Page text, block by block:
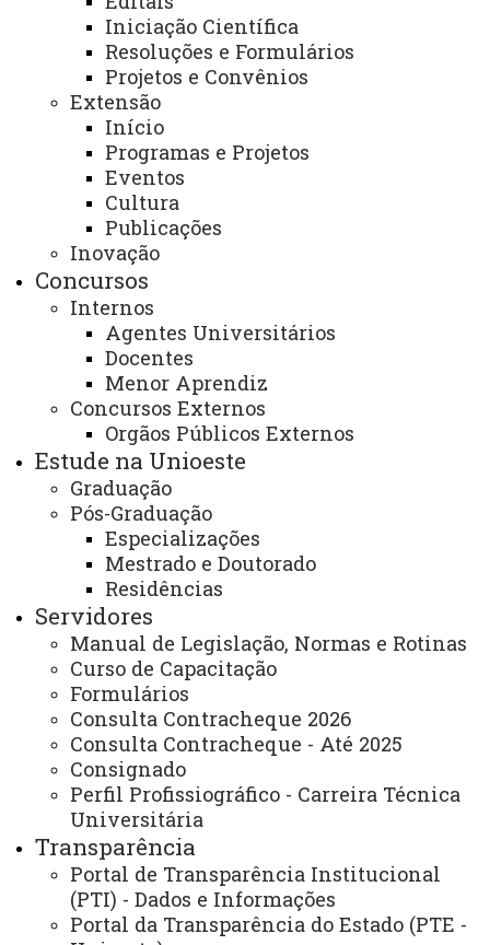
Iniciação Científica
Resoluções e Formulários
Projetos e Convênios
Extensão
Início
Programas e Projetos
Eventos
Cultura
Publicações
Inovação
Concursos
Internos
Agentes Universitários
Docentes
Menor Aprendiz
Concursos Externos
Orgãos Públicos Externos
Estude na Unioeste
Graduação
Pós-Graduação
Especializações
Mestrado e Doutorado
Residências
Servidores
Manual de Legislação, Normas e Rotinas
Curso de Capacitação
Formulários
Consulta Contracheque 2026
Consulta Contracheque - Até 2025
Consignado
Perfil Profissiográfico - Carreira Técnica
Universitária
Transparência
Portal de Transparência Institucional
(PTI) - Dados e Informações
Portal da Transparência do Estado (PTE -
interna (servidores e alunos) e externa;
- Gestão de documentos funcionais;
- Recebimento de atestados, informações a respeito de
perícia médica;
- Manutenção da folha de pagamento;
- Admissão de estagiários;
- Inclusão e manutenção dos dados cadastrais dos
servidores e estagiários do campus;
-Gestão de informações referentes aos estagiários no
sistema da Central de Estágio;
-Gestão de contratos de servidores temporários e
estagiários;
-Gestão de férias;
-Gestão da carreira de servidores estatutários;
- Auxílio nas demandas referentes a pedidos de
afastamentos, tais como: Licença Sabática, Licença
Especial, Licença Capacitação, dentre outros.
E-mail:
toledo.rh@unioeste.br
Telefone:(45) 3779-7009
Endereço para atendimento presencial e
correspondência:
UNIOESTE – Prédio: Administrativo B1 – Andar: 2° -
Sala: 304 – Setor: Divisão de Recursos Humanos Rua
Guaíra, 3141 - Jardim Santa Maria, CEP 85.903-220,
Toledo – Paraná.
Dias e horários de Atendimento:
Segunda-feira a sexta-feira das 8h00 às 12h00 e das
13h00 às 17h00.